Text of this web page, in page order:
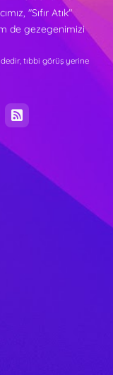
"Sıfır Atık"
de gezegenimizi
tıbbi görüş yerine